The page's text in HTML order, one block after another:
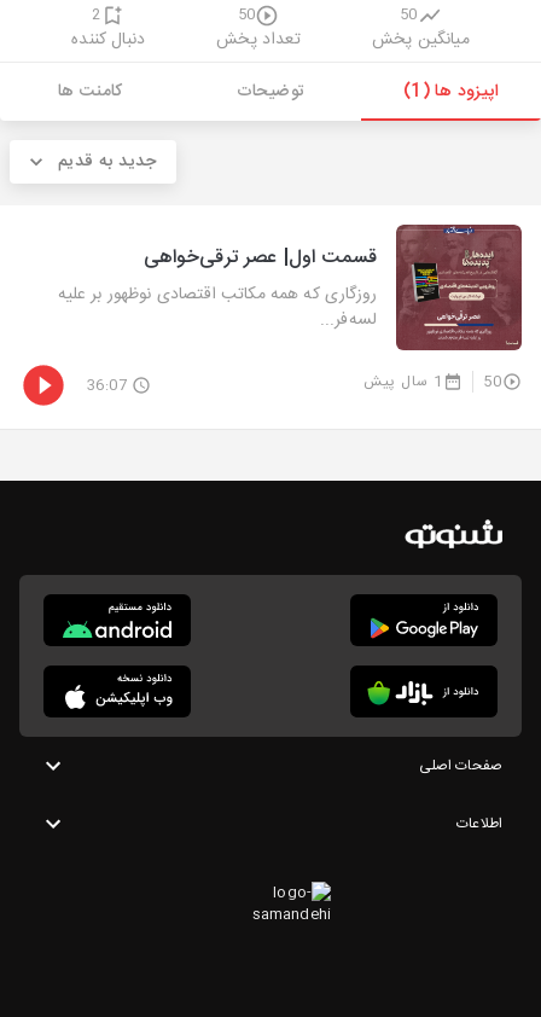
50
میانگین پخش
50
تعداد پخش
2
دنبال کننده
اپیزود ها (1)
توضیحات کامنت ها
جدید به قدیم
قسمت اول| عصر ترقی‌خواهی
روزگاری که همه مکاتب اقتصادی نوظهور بر علیه
لسه‌فر...
50 1 سال پیش 36:07
صفحات اصلی
اطلاعات